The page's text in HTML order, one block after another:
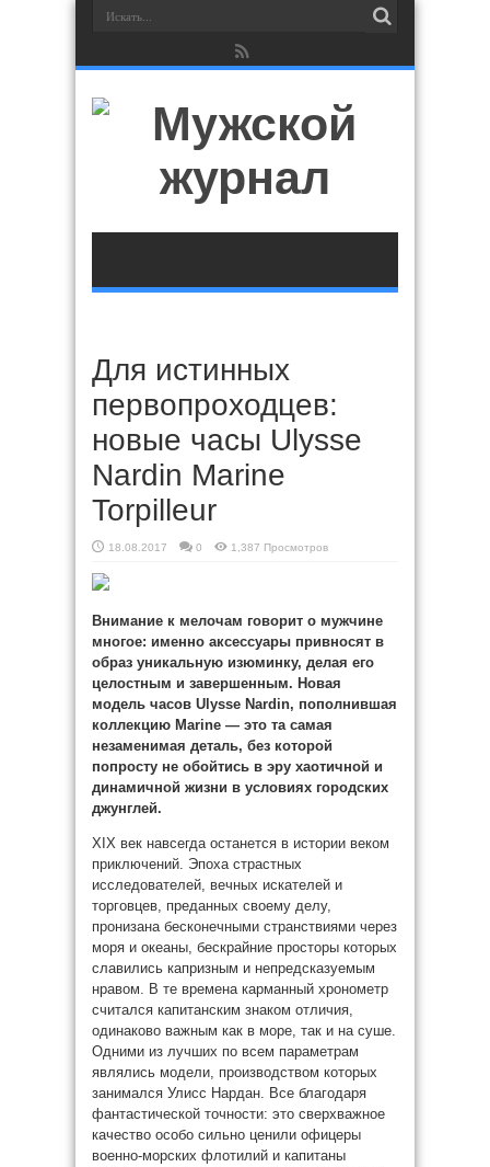
Для истинных
первопроходцев:
новые часы Ulysse
Nardin Marine
Torpilleur
18.08.2017 0 1,387 Просмотров
Внимание к мелочам говорит о мужчине
многое: именно аксессуары привносят в
образ уникальную изюминку, делая его
целостным и завершенным. Новая
модель часов Ulysse Nardin, пополнившая
коллекцию Marine — это та самая
незаменимая деталь, без которой
попросту не обойтись в эру хаотичной и
динамичной жизни в условиях городских
джунглей.
XIX век навсегда останется в истории веком
приключений. Эпоха страстных
исследователей, вечных искателей и
торговцев, преданных своему делу,
пронизана бесконечными странствиями через
моря и океаны, бескрайние просторы которых
славились капризным и непредсказуемым
нравом. В те времена карманный хронометр
считался капитанским знаком отличия,
одинаково важным как в море, так и на суше.
Одними из лучших по всем параметрам
являлись модели, производством которых
занимался Улисс Нардан. Все благодаря
фантастической точности: это сверхважное
качество особо сильно ценили офицеры
военно-морских флотилий и капитаны